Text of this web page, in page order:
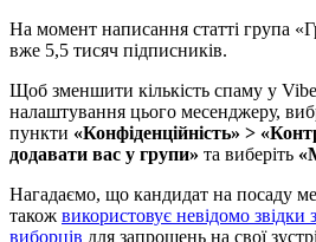
На момент написання статті група
вже 5,5 тисяч підписників.
Щоб зменшити кількість спаму у
налаштування цього месенджеру,
пункти «Конфіденційність» >
додавати вас у групи» та виберіть
Нагадаємо, що кандидат на посаду
також використовує невідомо звідки
виборців для запрошень на свої